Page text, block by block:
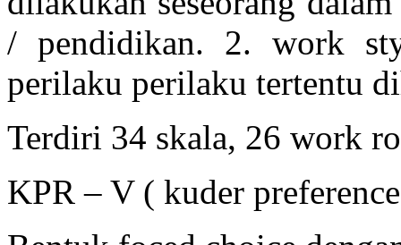
/ pendidikan. 2. work
perilaku perilaku tertentu
Terdiri 34 skala, 26 work
KPR – V ( kuder